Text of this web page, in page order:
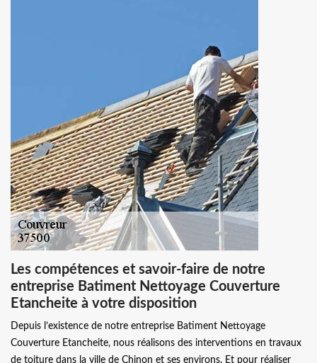
Les compétences et savoir-faire de notre
entreprise Batiment Nettoyage Couverture
Etancheite à votre disposition
Depuis l’existence de notre entreprise Batiment Nettoyage
Couverture Etancheite, nous réalisons des interventions en travaux
de toiture dans la ville de Chinon et ses environs. Et pour réaliser